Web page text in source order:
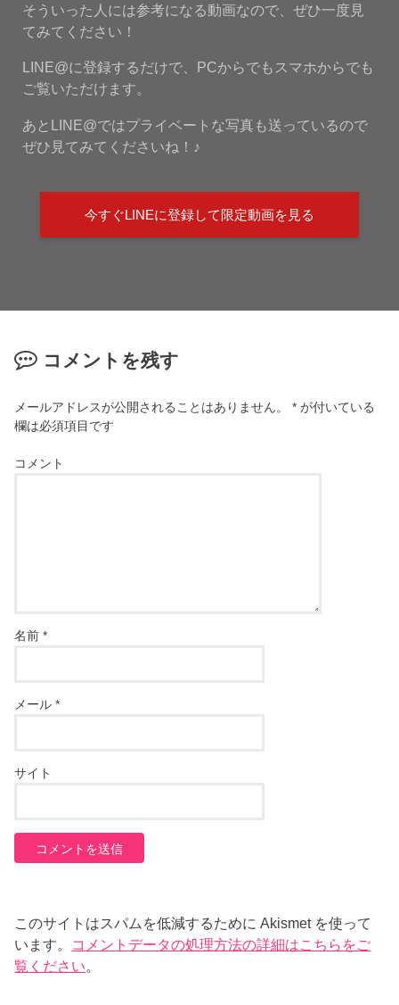
そういった人には参考になる動画なので、ぜひ一度見
てみてください！
LINE@に登録するだけで、PCからでもスマホからでも
ご覧いただけます。
あとLINE@ではプライベートな写真も送っているので
ぜひ見てみてくださいね！♪
今すぐLINEに登録して限定動画を見る
コメントを残す
メールアドレスが公開されることはありません。 * が付いている
欄は必須項目です
コメント
名前*
メール*
サイト
このサイトはスパムを低減するために Akismet を使って
います。 コメントデータの処理方法の詳細はこちらをご
覧ください。